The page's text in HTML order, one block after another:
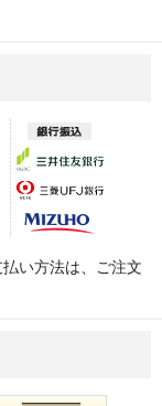
い方法は、ご注文